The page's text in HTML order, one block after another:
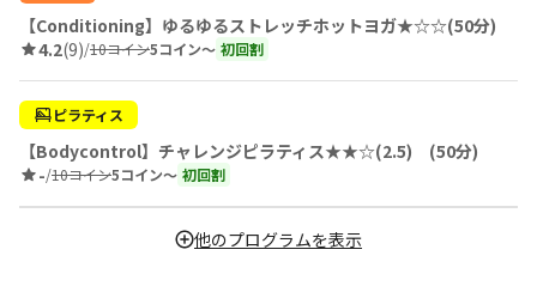
【Conditioning】ゆるゆるストレッチホットヨガ★☆☆(50分)
4.2(9)/10コイン5コイン〜 初回割
ピラティス
【Bodycontrol】チャレンジピラティス★★☆(2.5) (50分)
-/10コイン5コイン〜 初回割
他のプログラムを表示